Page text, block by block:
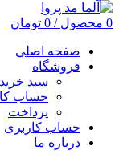
0 محصول /
0 تومان
صفحه اصلی
فروشگاه
سبد خرید
حساب
پرداخت
حساب کاربری
درباره ما